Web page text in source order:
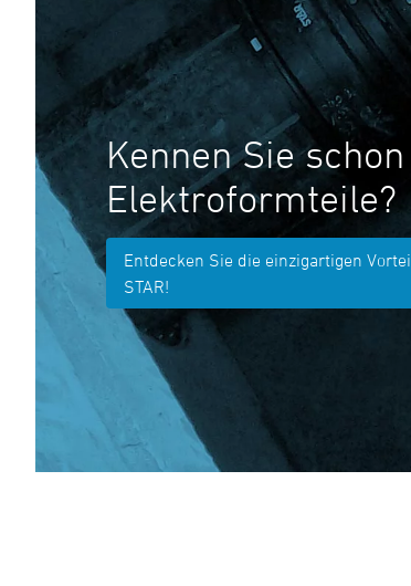
Kennen Sie
Elektroformteile?
Entdecken Sie die einzigartigen
STAR!